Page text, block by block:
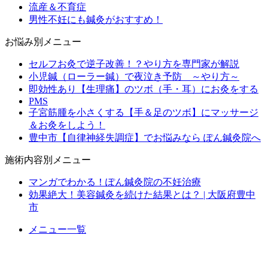
流産＆不育症
男性不妊にも鍼灸がおすすめ！
お悩み別メニュー
セルフお灸で逆子改善！？やり方を専門家が解説
小児鍼（ローラー鍼）で夜泣き予防 ～やり方～
即効性あり【生理痛】のツボ（手・耳）にお灸をする
PMS
子宮筋腫を小さくする【手＆足のツボ】にマッサージ
＆お灸をしよう！
豊中市【自律神経失調症】でお悩みなら ぽん鍼灸院へ
施術内容別メニュー
マンガでわかる！ぽん鍼灸院の不妊治療
効果絶大！美容鍼灸を続けた結果とは？ | 大阪府豊中
市
メニュー一覧